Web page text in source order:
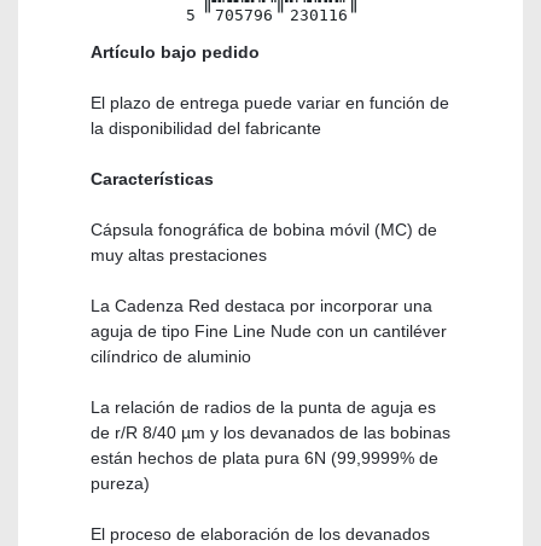
5 705796 230116
Artículo bajo pedido
El plazo de entrega puede variar en función de
la disponibilidad del fabricante
Características
Cápsula fonográfica de bobina móvil (MC) de
muy altas prestaciones
La Cadenza Red destaca por incorporar una
aguja de tipo Fine Line Nude con un cantiléver
cilíndrico de aluminio
La relación de radios de la punta de aguja es
de r/R 8/40 µm y los devanados de las bobinas
están hechos de plata pura 6N (99,9999% de
pureza)
El proceso de elaboración de los devanados